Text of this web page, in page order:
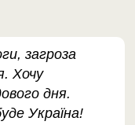
загроза
Хочу
дня.
Україна!